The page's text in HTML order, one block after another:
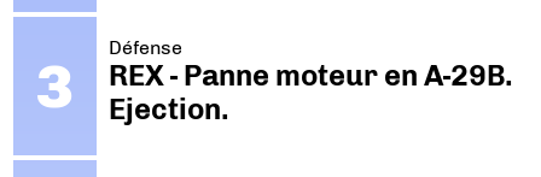
Défense
REX - Panne moteur en A-29B.
Ejection.